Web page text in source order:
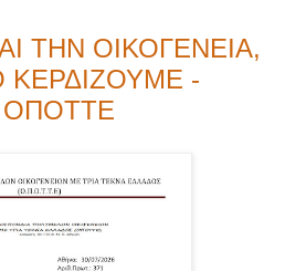
ΤΗΝ ΟΙΚΟΓΕΝΕΙΑ,
-
ΟΠΟΤΤΕ